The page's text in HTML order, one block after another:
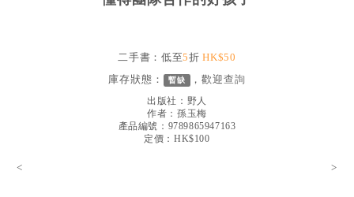
哲學／宗教比較
文藝／勵志
二手書：低至5折HK$50
庫存狀態： 暫缺 ，歡迎查詢
出版社： 野人
作者： 孫玉梅
產品編號：9789865947163
定價：HK$100
< >